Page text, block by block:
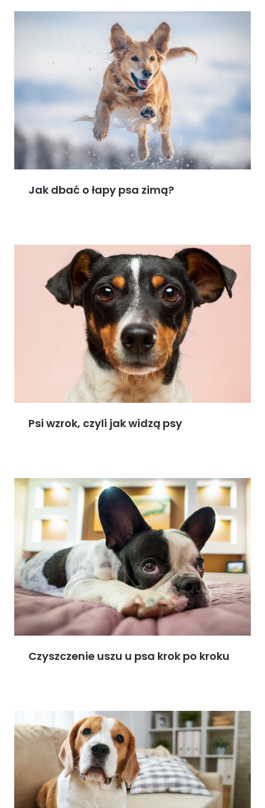
Jak dbać o łapy psa zimą?
Psi wzrok, czyli jak widzą psy
Czyszczenie uszu u psa krok po kroku